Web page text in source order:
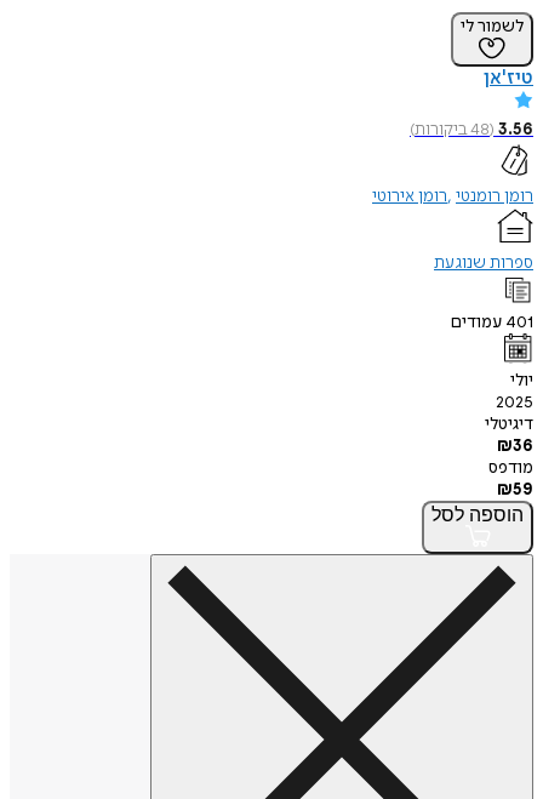
לשמור לי
טיז'אן
3.56
(
48ביקורות)
רומן רומנטי רומן אירוטי
ספרות שנוגעת
401 עמודים
יולי
2025
דיגיטלי
₪36
מודפס
₪59
הוספה לסל